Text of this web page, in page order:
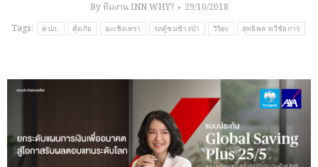
Byทีมงาน INN WHY?
29/10/2018
Tags:
คปภ. คุ้มภัย ฉะเชิงเทรา รถตู้ชนช้างป่า วิริยะ สุทธิพล ทวีชัยการ